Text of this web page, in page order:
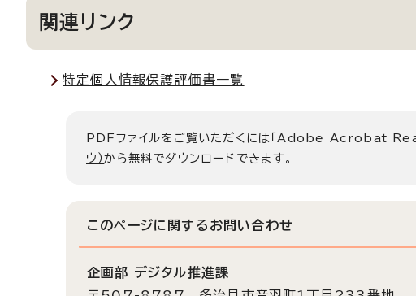
関連リンク
特定個人情報保護評価書一覧
PDFファイルをご覧いただくには「Adobe Acrobat
ウ）から無料でダウンロードできます。
このページに関する お問い合わせ
企画部 デジタル推進課